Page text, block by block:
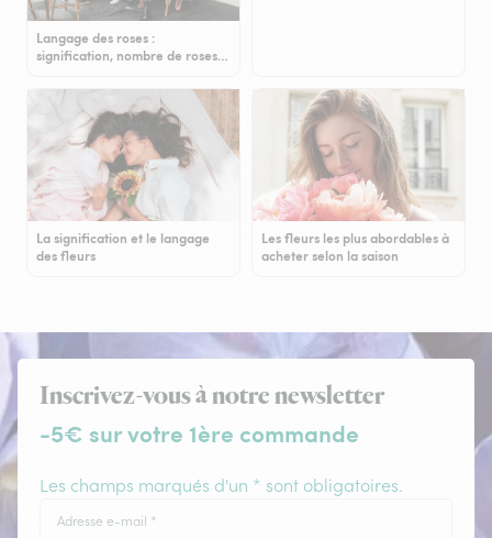
Langage des roses :
signification, nombre de roses…
La signification et le langage
des fleurs
Les fleurs les plus abordables à
acheter selon la saison
Inscrivez-vous à notre newsletter
-5€ sur votre 1ère commande
Les champs marqués d'un * sont obligatoires.
Adresse e-mail *